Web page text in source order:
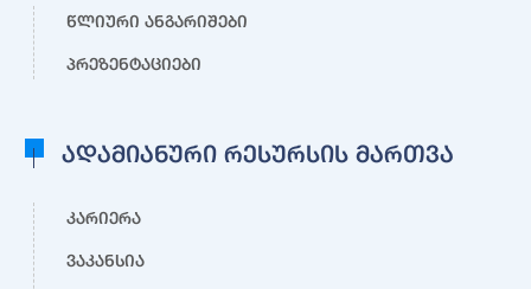
წლიური ანგარიშები
პრეზენტაციები
ადამიანური რესურსის მართვა
კარიერა
ვაკანსია